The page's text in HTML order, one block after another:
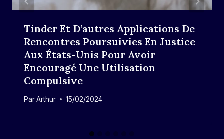
Tinder Et D’autres Applications De
Rencontres Poursuivies En Justice
Aux États-Unis Pour Avoir
Encouragé Une Utilisation
Compulsive
ParArthur 15/02/2024